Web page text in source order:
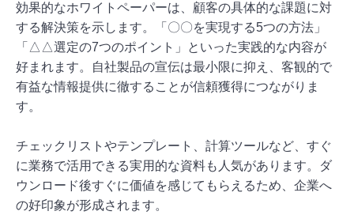
効果的なホワイトペーパーは、顧客の具体的な課題に対
する解決策を示します。「〇〇を実現する5つの方法」
「△△選定の7つのポイント」といった実践的な内容が
好まれます。自社製品の宣伝は最小限に抑え、客観的で
有益な情報提供に徹することが信頼獲得につながりま
す。
チェックリストやテンプレート、計算ツールなど、すぐ
に業務で活用できる実用的な資料も人気があります。ダ
ウンロード後すぐに価値を感じてもらえるため、企業へ
の好印象が形成されます。